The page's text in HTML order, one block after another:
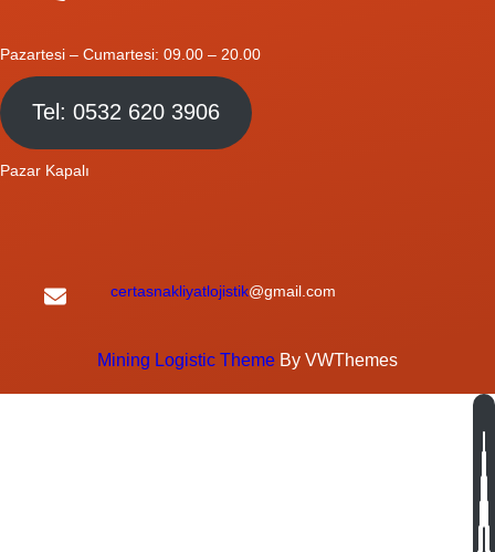
Pazartesi – Cumartesi: 09.00 – 20.00
Tel: 0532 620 3906
Pazar Kapalı
certasnakliyatlojistik@gmail.com
Mining Logistic Theme By VWThemes